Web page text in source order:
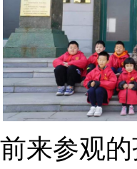
来参观